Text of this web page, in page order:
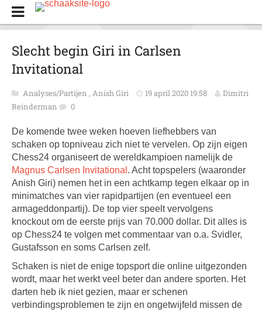
Slecht begin Giri in Carlsen
Invitational
Analyses/Partijen , Anish Giri 19 april 2020 19:58
Dimitri
Reinderman
0
De komende twee weken hoeven liefhebbers van
schaken op topniveau zich niet te vervelen. Op zijn eigen
Chess24 organiseert de wereldkampioen namelijk de
Magnus Carlsen Invitational . Acht topspelers (waaronder
Anish Giri) nemen het in een achtkamp tegen elkaar op in
minimatches van vier rapidpartijen (en eventueel een
armageddonpartij). De top vier speelt vervolgens
knockout om de eerste prijs van 70.000 dollar. Dit alles is
op Chess24 te volgen met commentaar van o.a. Svidler,
Gustafsson en soms Carlsen zelf.
Schaken is niet de enige topsport die online uitgezonden
wordt, maar het werkt veel beter dan andere sporten. Het
darten heb ik niet gezien, maar er schenen
verbindingsproblemen te zijn en ongetwijfeld missen de